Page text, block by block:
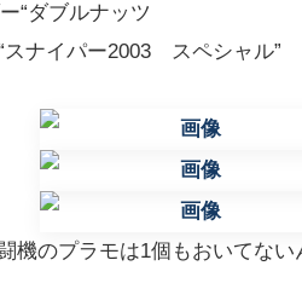
“ダブルナッツ
ナイパー2003 スペシャル”
機のプラモは1個もおいてな